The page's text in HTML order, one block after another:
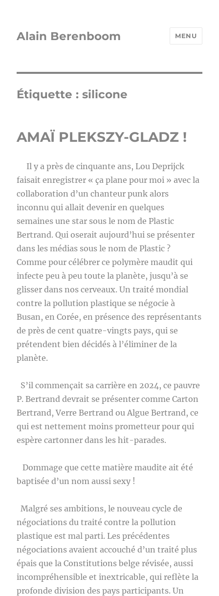
Alain Berenboom MENU
Étiquette :silicone
AMAÏ PLEKSZY-GLADZ !
Il y a près de cinquante ans, Lou Deprijck
faisait enregistrer « ça plane pour moi » avec la
collaboration d’un chanteur punk alors
inconnu qui allait devenir en quelques
semaines une star sous le nom de Plastic
Bertrand. Qui oserait aujourd’hui se présenter
dans les médias sous le nom de Plastic ?
Comme pour célébrer ce polymère maudit qui
infecte peu à peu toute la planète, jusqu’à se
glisser dans nos cerveaux. Un traité mondial
contre la pollution plastique se négocie à
Busan, en Corée, en présence des représentants
de près de cent quatre-vingts pays, qui se
prétendent bien décidés à l’éliminer de la
planète.
S’il commençait sa carrière en 2024, ce pauvre
P. Bertrand devrait se présenter comme Carton
Bertrand, Verre Bertrand ou Algue Bertrand, ce
qui est nettement moins prometteur pour qui
espère cartonner dans les hit-parades.
Dommage que cette matière maudite ait été
baptisée d’un nom aussi sexy !
Malgré ses ambitions, le nouveau cycle de
négociations du traité contre la pollution
plastique est mal parti. Les précédentes
négociations avaient accouché d’un traité plus
épais que la Constitutions belge révisée, aussi
incompréhensible et inextricable, qui reflète la
profonde division des pays participants. Un